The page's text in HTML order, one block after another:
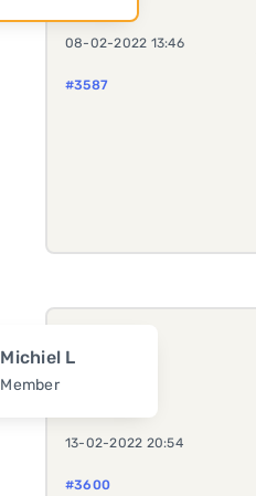
08-02-2022 13:46
#3587
Michiel L
Member
13-02-2022 20:54
#3600